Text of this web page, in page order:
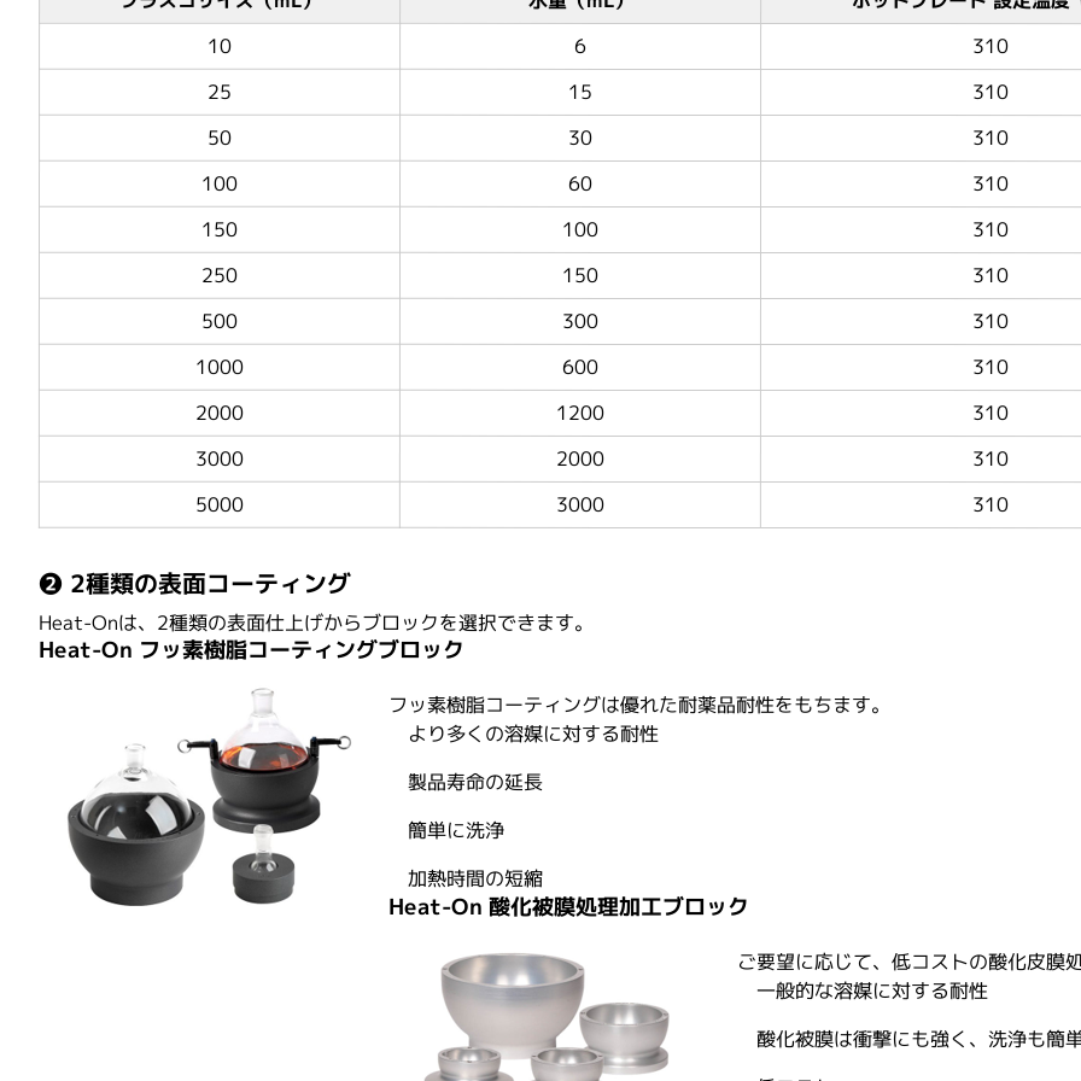
10 6 310
25 15 310
50 30 310
100 60 310
150 100 310
250 150 310
500 300 310
1000 600 310
2000 1200 310
3000 2000 310
5000 3000 310
❷ 2種類の表面コーティング
Heat-Onは、2種類の表面仕上げからブロックを選択できます。
Heat-On フッ素樹脂コーティングブロック
フッ素樹脂コーティングは優れた耐薬品耐性をもちます。
より多くの溶媒に対する耐性
製品寿命の延長
簡単に洗浄
加熱時間の短縮
Heat-On 酸化被膜処理加工ブロック
ご要望に応じて、低コストの酸化皮膜
一般的な溶媒に対する耐性
酸化被膜は衝撃にも強く、洗浄も簡